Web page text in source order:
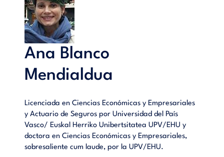
Ana Blanco
Mendialdua
Licenciada en Ciencias Económicas y Empresariales
y Actuario de Seguros por Universidad del País
Vasco/ Euskal Herriko Unibertsitatea UPV/EHU y
doctora en Ciencias Económicas y Empresariales,
sobresaliente cum laude, por la UPV/EHU.